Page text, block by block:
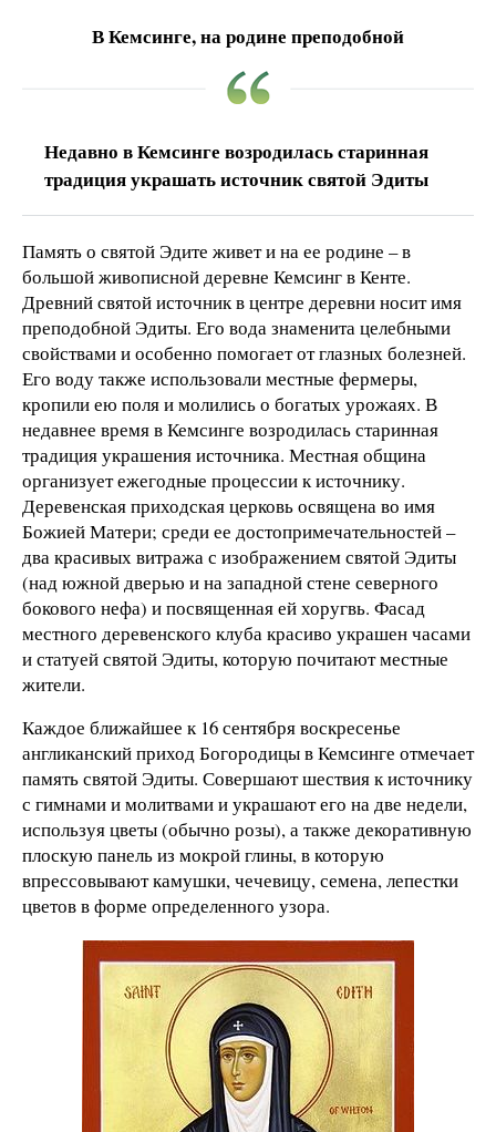
В Кемсинге, на родине преподобной
Недавно в Кемсинге возродилась старинная
традиция украшать источник святой Эдиты
Память о святой Эдите живет и на ее родине – в
большой живописной деревне Кемсинг в Кенте.
Древний святой источник в центре деревни носит имя
преподобной Эдиты. Его вода знаменита целебными
свойствами и особенно помогает от глазных болезней.
Его воду также использовали местные фермеры,
кропили ею поля и молились о богатых урожаях. В
недавнее время в Кемсинге возродилась старинная
традиция украшения источника. Местная община
организует ежегодные процессии к источнику.
Деревенская приходская церковь освящена во имя
Божией Матери; среди ее достопримечательностей –
два красивых витража с изображением святой Эдиты
(над южной дверью и на западной стене северного
бокового нефа) и посвященная ей хоругвь. Фасад
местного деревенского клуба красиво украшен часами
и статуей святой Эдиты, которую почитают местные
жители.
Каждое ближайшее к 16 сентября воскресенье
англиканский приход Богородицы в Кемсинге отмечает
память святой Эдиты. Совершают шествия к источнику
с гимнами и молитвами и украшают его на две недели,
используя цветы (обычно розы), а также декоративную
плоскую панель из мокрой глины, в которую
впрессовывают камушки, чечевицу, семена, лепестки
цветов в форме определенного узора.